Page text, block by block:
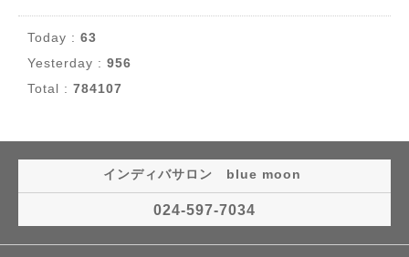
Today : 63
Yesterday : 956
Total : 784107
インディバサロン blue moon
024-597-7034